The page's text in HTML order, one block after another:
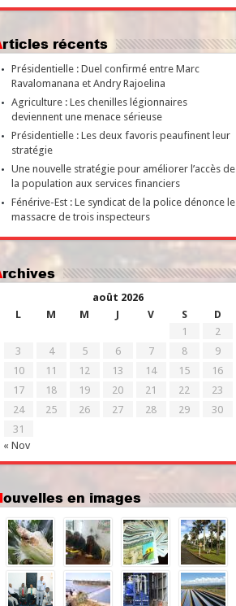
Articles récents
Présidentielle : Duel confirmé entre Marc
Ravalomanana et Andry Rajoelina
Agriculture : Les chenilles légionnaires
deviennent une menace sérieuse
Présidentielle : Les deux favoris peaufinent leur
stratégie
Une nouvelle stratégie pour améliorer l’accès de
la population aux services financiers
Fénérive-Est : Le syndicat de la police dénonce le
massacre de trois inspecteurs
Archives
août 2026
L
M M J V S D
« Nov
1
2
3
4 5 6 7 8
9
10
11 12 13 14 15
16
17
18 19 20 21 22
23
24
25 26 27 28 29
30
31
Nouvelles en images